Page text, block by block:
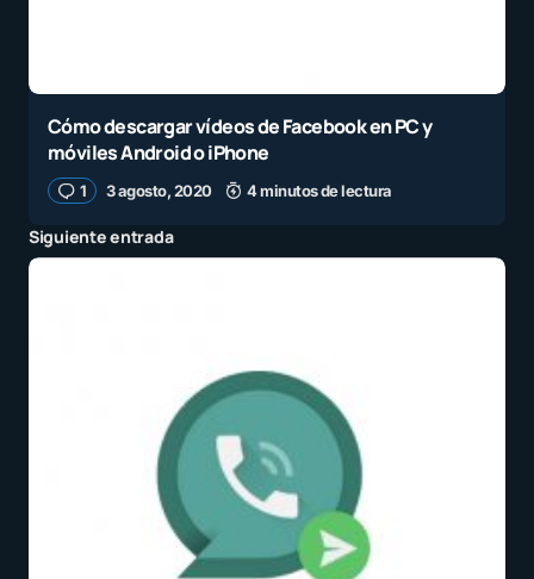
Cómo descargar vídeos de Facebook en PC y
móviles Android o iPhone
1 3 agosto, 2020 4 minutos de lectura
Siguiente entrada